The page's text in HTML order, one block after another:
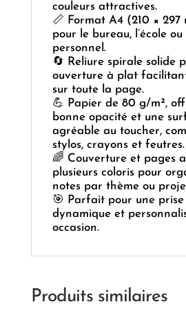
couleurs attractives.
📏 Format A4 (210 × 297
pour le bureau, l’école
personnel.
🔄 Reliure spirale solide
ouverture à plat
sur toute la page.
💪 Papier de 80 g/m²,
bonne opacité et une
agréable au toucher,
stylos, crayons et feutres.
🌈 Couverture et pages
plusieurs coloris pour
notes par thème ou
🎯 Parfait pour une prise
dynamique et
occasion.
Produits similaires